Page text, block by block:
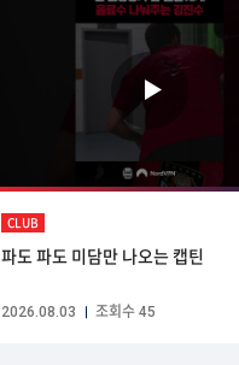
CLUB
파도 파도 미담만 나오는 캡틴
2026.08.03 조회수 45